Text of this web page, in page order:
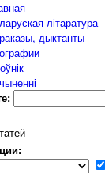
літаратура
дыктанты